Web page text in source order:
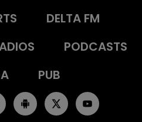
DELTA FM
PODCASTS
PUB